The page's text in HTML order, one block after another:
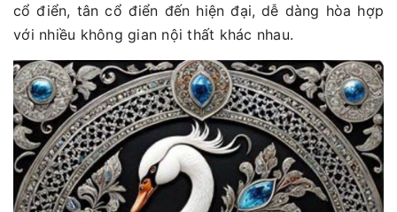
cổ điển, tân cổ điển đến hiện đại, dễ dàng hòa hợp
với nhiều không gian nội thất khác nhau.